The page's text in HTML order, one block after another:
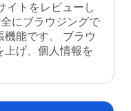
イトをレビューし
にブラウジングで
機能です。 ブラウ
げ、個人情報を